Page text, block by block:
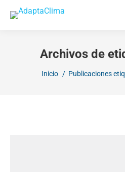
Archivos de
Estás aquí:
Inicio Publicaciones